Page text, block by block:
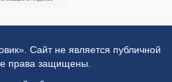
Сайт не является публичной
права защищены.